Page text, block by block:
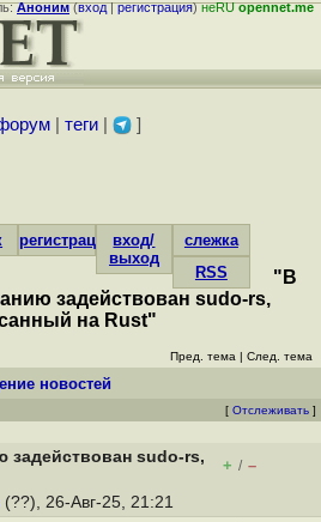
Аноним(вход|регистрация)неRUopennet.me
| теги| ]
регистрациявход/
выход
слежка
RSS
"В
задействован sudo-rs,
на Rust"
Пред. тема | След. тема
новостей
[ Отслеживать ]
задействован sudo-rs,
+ / –
(??), 26-Авг-25, 21:21